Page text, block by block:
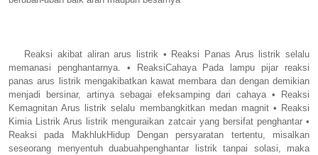
Reaksi akibat aliran arus listrik • Reaksi Panas Arus listrik selalu
memanasi penghantarnya. • ReaksiCahaya Pada lampu pijar reaksi
panas arus listrik mengakibatkan kawat membara dan dengan demikian
menjadi bersinar, artinya sebagai efeksamping dari cahaya • Reaksi
Kemagnitan Arus listrik selalu membangkitkan medan magnit • Reaksi
Kimia Listrik Arus listrik menguraikan zatcair yang bersifat penghantar •
Reaksi pada MakhlukHidup Dengan persyaratan tertentu, misalkan
seseorang menyentuh duabuahpenghantar listrik tanpai solasi, maka